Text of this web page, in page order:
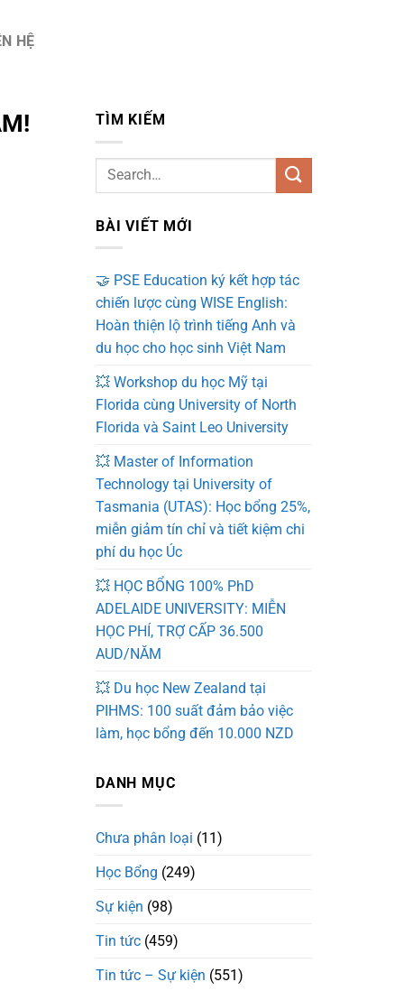
HỆ
TÌM KIẾM
BÀI VIẾT MỚI
🤝 PSE Education ký kết hợp tác
chiến lược cùng WISE English:
Hoàn thiện lộ trình tiếng Anh và
du học cho học sinh Việt Nam
💥 Workshop du học Mỹ tại
Florida cùng University of North
Florida và Saint Leo University
💥 Master of Information
Technology tại University of
Tasmania (UTAS): Học bổng 25%,
miễn giảm tín chỉ và tiết kiệm chi
phí du học Úc
💥 HỌC BỔNG 100% PhD
ADELAIDE UNIVERSITY: MIỄN
HỌC PHÍ, TRỢ CẤP 36.500
AUD/NĂM
💥 Du học New Zealand tại
PIHMS: 100 suất đảm bảo việc
làm, học bổng đến 10.000 NZD
DANH MỤC
Chưa phân loại (11)
Học Bổng (249)
Sự kiện (98)
Tin tức (459)
Tin tức – Sự kiện (551)